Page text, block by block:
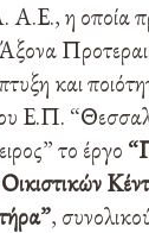
η οποία
Άξονα
και
Ε.Π.
το έργο
,